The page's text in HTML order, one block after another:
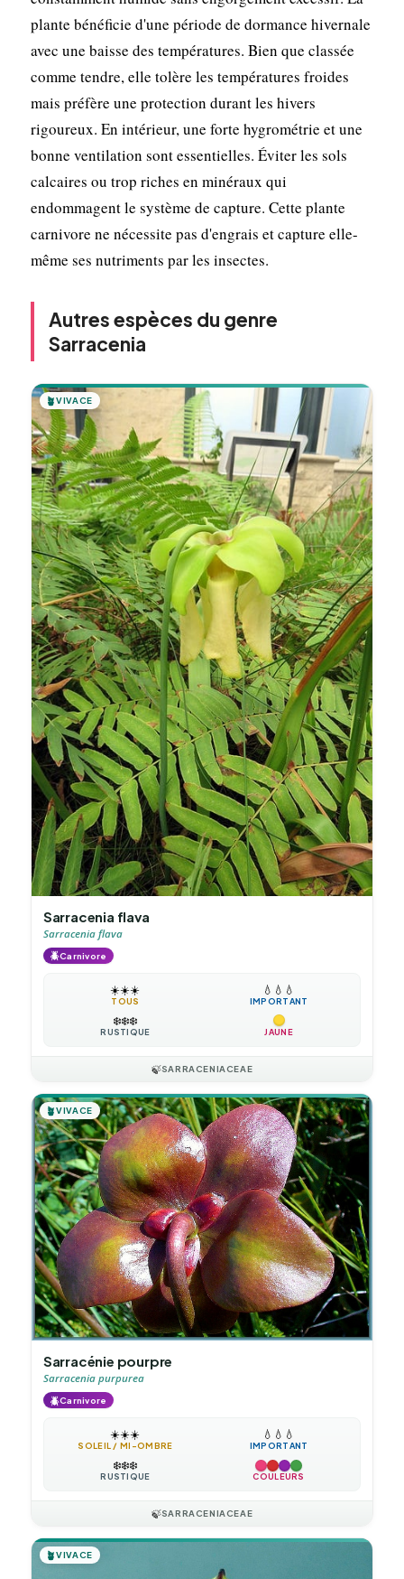
plante bénéficie d'une période de dormance hivernale
avec une baisse des températures. Bien que classée
comme tendre, elle tolère les températures froides
mais préfère une protection durant les hivers
rigoureux. En intérieur, une forte hygrométrie et une
bonne ventilation sont essentielles. Éviter les sols
calcaires ou trop riches en minéraux qui
endommagent le système de capture. Cette plante
carnivore ne nécessite pas d'engrais et capture elle-
même ses nutriments par les insectes.
Autres espèces du genre
Sarracenia
🪴VIVACE
Sarracenia flava
Sarracenia flava
🪲Carnivore
☀️☀️☀️
TOUS
💧 💧 💧
IMPORTANT
❄️❄️❄️
RUSTIQUE JAUNE
🍃SARRACENIACEAE
🪴VIVACE
Sarracénie pourpre
Sarracenia purpurea
🪲Carnivore
☀️☀️☀️
SOLEIL / MI-OMBRE
💧 💧 💧
IMPORTANT
❄️❄️❄️
RUSTIQUE COULEURS
🍃SARRACENIACEAE
🪴VIVACE